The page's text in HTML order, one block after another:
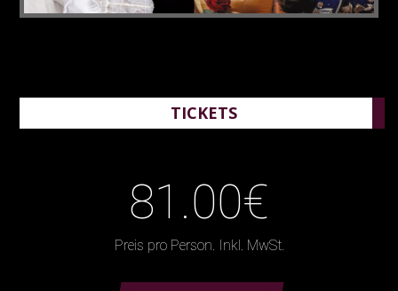
TICKETS
81.00€
Preis pro Person. Inkl. MwSt.